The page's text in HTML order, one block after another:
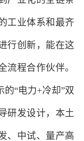
工业体系和最齐
行创新，能在这
流程合作伙伴。
的“电力+冷却”双
研发设计，本土
、中试、量产高